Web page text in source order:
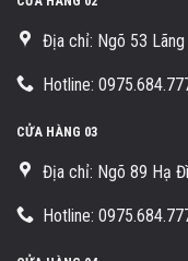
Địa chỉ: Ngõ 53 Lãng
Hotline:
CỬA HÀNG 03
Địa chỉ: Ngõ 89 Hạ
Hotline: